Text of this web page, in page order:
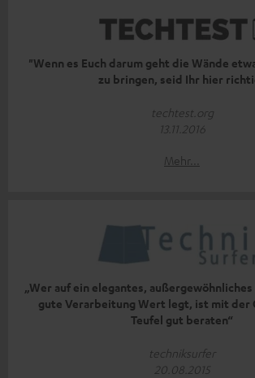
"Wenn es Euch darum geht die Wände
zu bringen, seid Ihr hier
techtest.org
13.11.2016
Mehr...
„Wer auf ein elegantes,
gute Verarbeitung Wert legt, ist mit der
Teufel gut beraten“
techniksurfer
20.08.2015